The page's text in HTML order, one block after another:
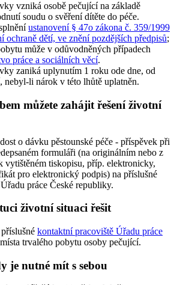
vzniká osobě pečující na základě
soudu o svěření dítěte do péče.
ustanovení § 47o zákona č. 359/1999
ochraně dětí, ve znění pozdějších předpisů;
může v odůvodněných případech
práce a sociálních věcí.
zaniká uplynutím 1 roku ode dne, od
nebyl-li nárok v této lhůtě uplatněn.
můžete zahájit řešení životní
o dávku pěstounské péče - příspěvek při
formuláři (na originálním nebo z
vytištěném tiskopisu, příp. elektronicky,
pro elektronický podpis) na příslušné
práce České republiky.
životní situaci řešit
kontaktní pracoviště Úřadu práce
trvalého pobytu osoby pečující.
je nutné mít s sebou